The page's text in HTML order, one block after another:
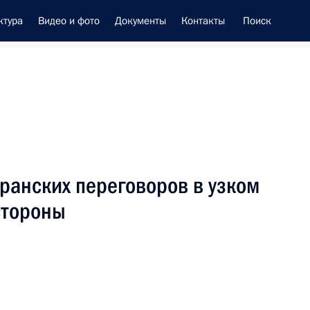
Видео и фото Документы Контакты Поиск
премьером – полпредом
Трутневым
переговоров в узком